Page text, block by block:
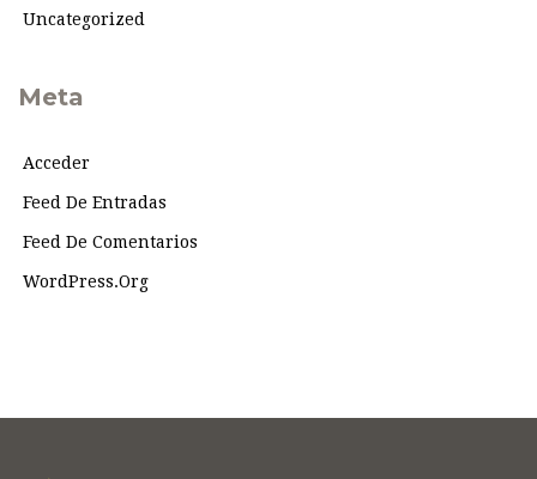
Uncategorized
Meta
Acceder
Feed De Entradas
Feed De Comentarios
WordPress.org